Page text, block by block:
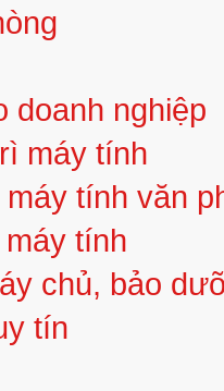
doanh nghiệp
máy tính
tính văn
tính
chủ, bảo
tín